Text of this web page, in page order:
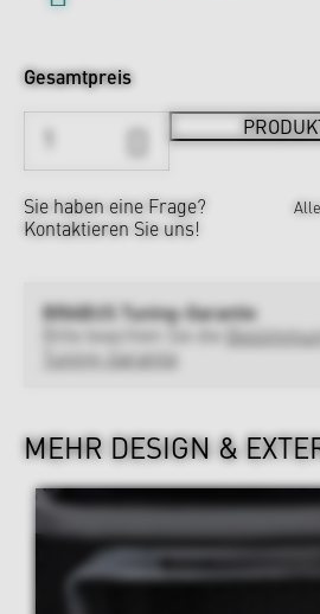
Gesamtpreis
Sie haben eine Frage?
Kontaktieren Sie uns!
BRABUS Tuning-Garantie
Bitte beachten Sie die
Tuning-Garantie
MEHR DESIGN &